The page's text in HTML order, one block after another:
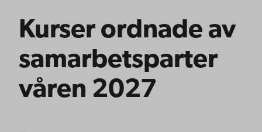
Kurser ordnade av
samarbetsparter
våren 2027